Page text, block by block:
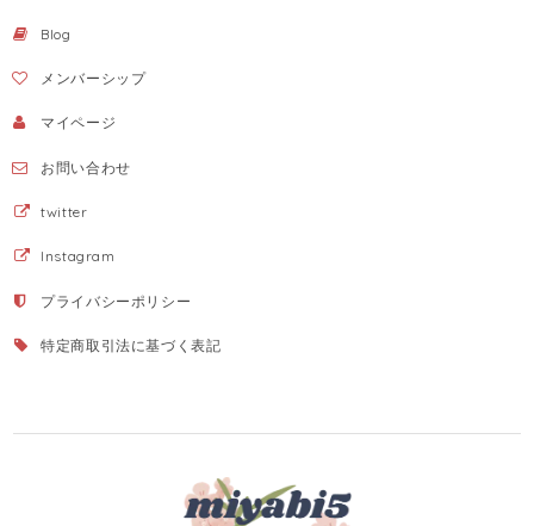
Blog
メンバーシップ
マイページ
お問い合わせ
twitter
Instagram
プライバシーポリシー
特定商取引法に基づく表記